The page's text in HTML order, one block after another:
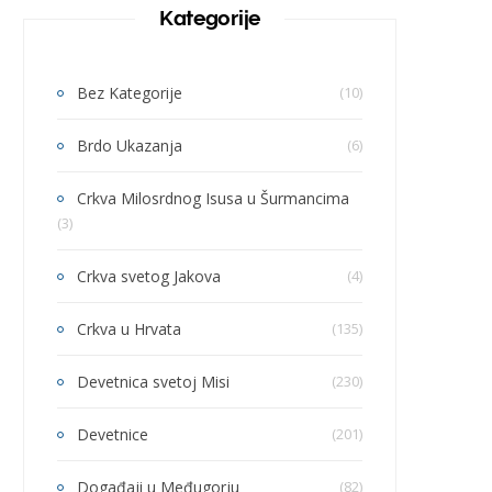
Kategorije
Bez Kategorije (10)
Brdo Ukazanja (6)
Crkva Milosrdnog Isusa u Šurmancima
(3)
Crkva svetog Jakova (4)
Crkva u Hrvata (135)
Devetnica svetoj Misi (230)
Devetnice (201)
Događaji u Međugorju (82)